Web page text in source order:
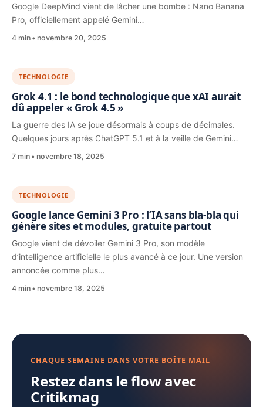
Google DeepMind vient de lâcher une bombe : Nano Banana
Pro, officiellement appelé Gemini…
4 min novembre 20, 2025
TECHNOLOGIE
Grok 4.1 : le bond technologique que xAI aurait
dû appeler « Grok 4.5 »
La guerre des IA se joue désormais à coups de décimales.
Quelques jours après ChatGPT 5.1 et à la veille de Gemini…
7 min novembre 18, 2025
TECHNOLOGIE
Google lance Gemini 3 Pro : l’IA sans bla-bla qui
génère sites et modules, gratuite partout
Google vient de dévoiler Gemini 3 Pro, son modèle
d’intelligence artificielle le plus avancé à ce jour. Une version
annoncée comme plus…
4 min novembre 18, 2025
CHAQUE SEMAINE DANS VOTRE BOÎTE MAIL
Restez dans le flow avec
Critikmag